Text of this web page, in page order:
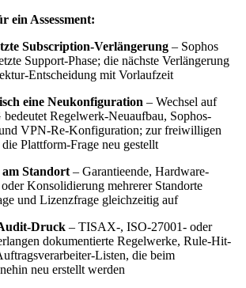
ein Assessment:
Subscription-Verlängerung – Sophos
Support-Phase; die nächste Verlängerung
Entscheidung mit Vorlaufzeit
eine Neukonfiguration – Wechsel auf
Regelwerk-Neuaufbau, Sophos-
VPN-Re-Konfiguration; zur freiwilligen
Plattform-Frage neu gestellt
Standort – Garantieende, Hardware-
Konsolidierung mehrerer Standorte
und Lizenzfrage gleichzeitig auf
Druck – TISAX-, ISO-27001- oder
dokumentierte Regelwerke, Rule-Hit-
Listen, die beim
neu erstellt werden